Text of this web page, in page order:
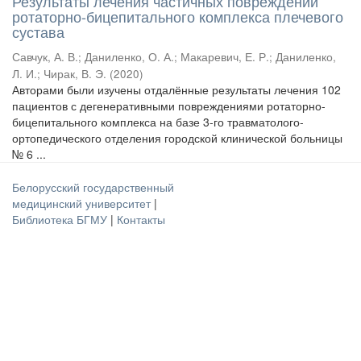
ротаторно-бицепитального комплекса плечевого
сустава
Савчук, А. В.; Даниленко, О. А.; Макаревич, Е. Р.; Даниленко,
Л. И.; Чирак, В. Э. (2020)
Авторами были изучены отдалённые результаты лечения 102
пациентов с дегенеративными повреждениями ротаторно-
бицепитального комплекса на базе 3-го травматолого-
ортопедического отделения городской клинической больницы
№ 6 ...
Белорусский государственный
медицинский университет |
Библиотека БГМУ | Контакты